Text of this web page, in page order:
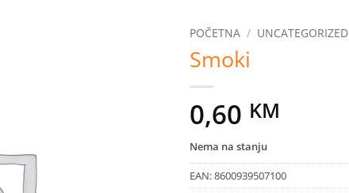
POČETNA / UNCATEGORIZED
Smoki
0,60 KM
Nema na stanju
EAN:8600939507100